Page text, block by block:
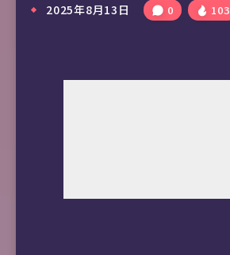
2025年8月13日 0 103